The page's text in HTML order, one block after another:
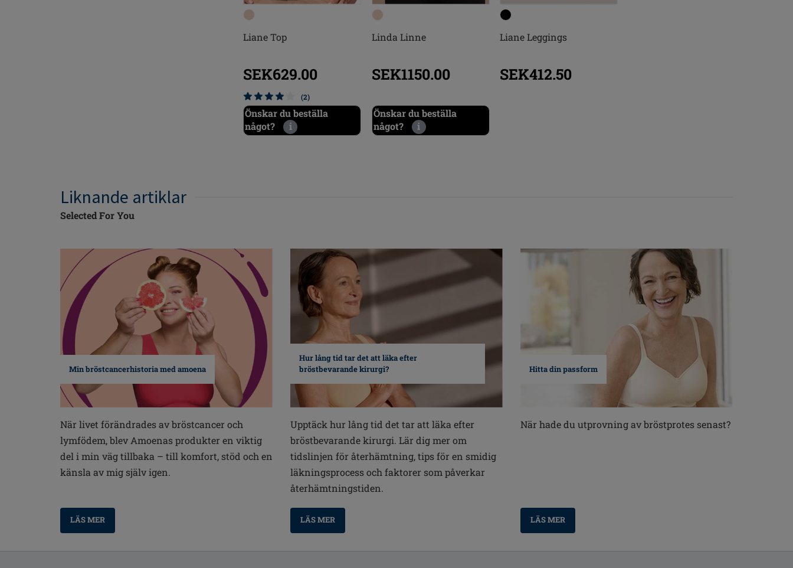
Liane Top
SEK629.00
(2)
Önskar du beställa
något?
i
Linda Linne
SEK1150.00
Önskar du beställa
något?
i
Liane Leggings
SEK412.50
Liknande artiklar
Selected For You
Min bröstcancerhistoria med amoena
När livet förändrades av bröstcancer och
lymfödem, blev Amoenas produkter en viktig
del i min väg tillbaka – till komfort, stöd och en
känsla av mig själv igen.
LÄS MER
Hur lång tid tar det att läka efter
bröstbevarande kirurgi?
Upptäck hur lång tid det tar att läka efter
bröstbevarande kirurgi. Lär dig mer om
tidslinjen för återhämtning, tips för en smidig
läkningsprocess och faktorer som påverkar
återhämtningstiden.
LÄS MER
Hitta din passform
När hade du utprovning av bröstprotes senast?
LÄS MER